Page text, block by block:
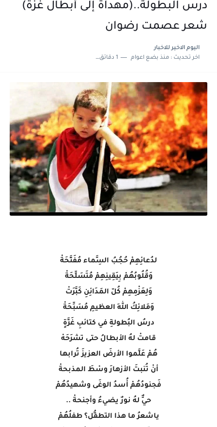
درس البطولة..(مهداة إلى أبطال غزة)
شعر عصمت رضوان
اليوم الاخير للاخبار
اخر تحديث :منذ بضع اعوام 1 دقائق للقراءة
لدُعائِهِمْ حُجُبُ السَِّماء مُفَتَّحَةْ
وَقُلُوبُهُمْ بِيَقِينِهِمْ مُتَسَلِّحَةْ
وَلِعَزْمِهِمْ كُلّ المَدَائِنِ كَبَّرَتْ
وَمَلائِكُ اللهِ العظيمِ مُسَبِّحَةْ
درسُ البُطولةِ في كتائبِ غَزَّةٍ
قامتْ لهُ الأبطالُ حتى تشرَحَهْ
هُمْ عَلَّموا الأرضَ العزيزَ تُرابها
أنْ تُنبتَ الأزهارَ وسْطَ المذبحةْ
فَجنودُهُمْ أُسدُ الوغَى وشهيدُهُمْ
حيٌّ لهُ نورٌ يضيءُ وأجنحةْ ..
ياشعرُ ما هذا التطفُّل؟ طفلُهُمْ